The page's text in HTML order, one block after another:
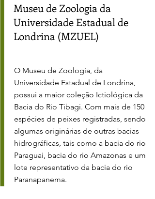
Museu de Zoologia da
Universidade Estadual de
Londrina (MZUEL)
O Museu de Zoologia, da
Universidade Estadual de Londrina,
possui a maior coleção Ictiológica da
Bacia do Rio Tibagi. Com mais de 150
espécies de peixes registradas, sendo
algumas originárias de outras bacias
hidrográficas, tais como a bacia do rio
Paraguai, bacia do rio Amazonas e um
lote representativo da bacia do rio
Paranapanema.